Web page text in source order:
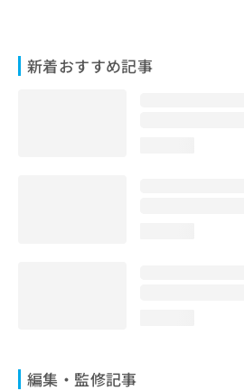
新着おすすめ記事
編集・監修記事
合